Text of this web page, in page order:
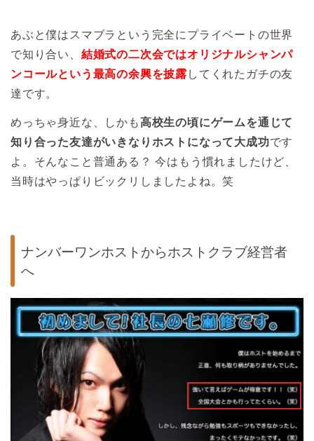
あぶと僕はスマブラという完全にプライベートの世界
で知り合い、 結婚式の二次会ではオリジナルシャンパ
ンコールという最高の余興を披露してくれたガチの友
達です。
めっちゃ身近な、しかも高校生の頃にゲームを通じて
知り合った友達がいきなりホストになって大成功です
よ。そんなこと普通ある？ 今はもう慣れましたけど、
当時はやっぱりビックリしましたよね。笑
ナンバーワンホストからホストクラブ経営者
へ